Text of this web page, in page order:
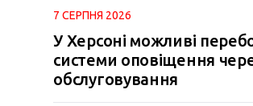
7 СЕРПНЯ 2026
У Херсоні можливі
системи оповіщення
обслуговування